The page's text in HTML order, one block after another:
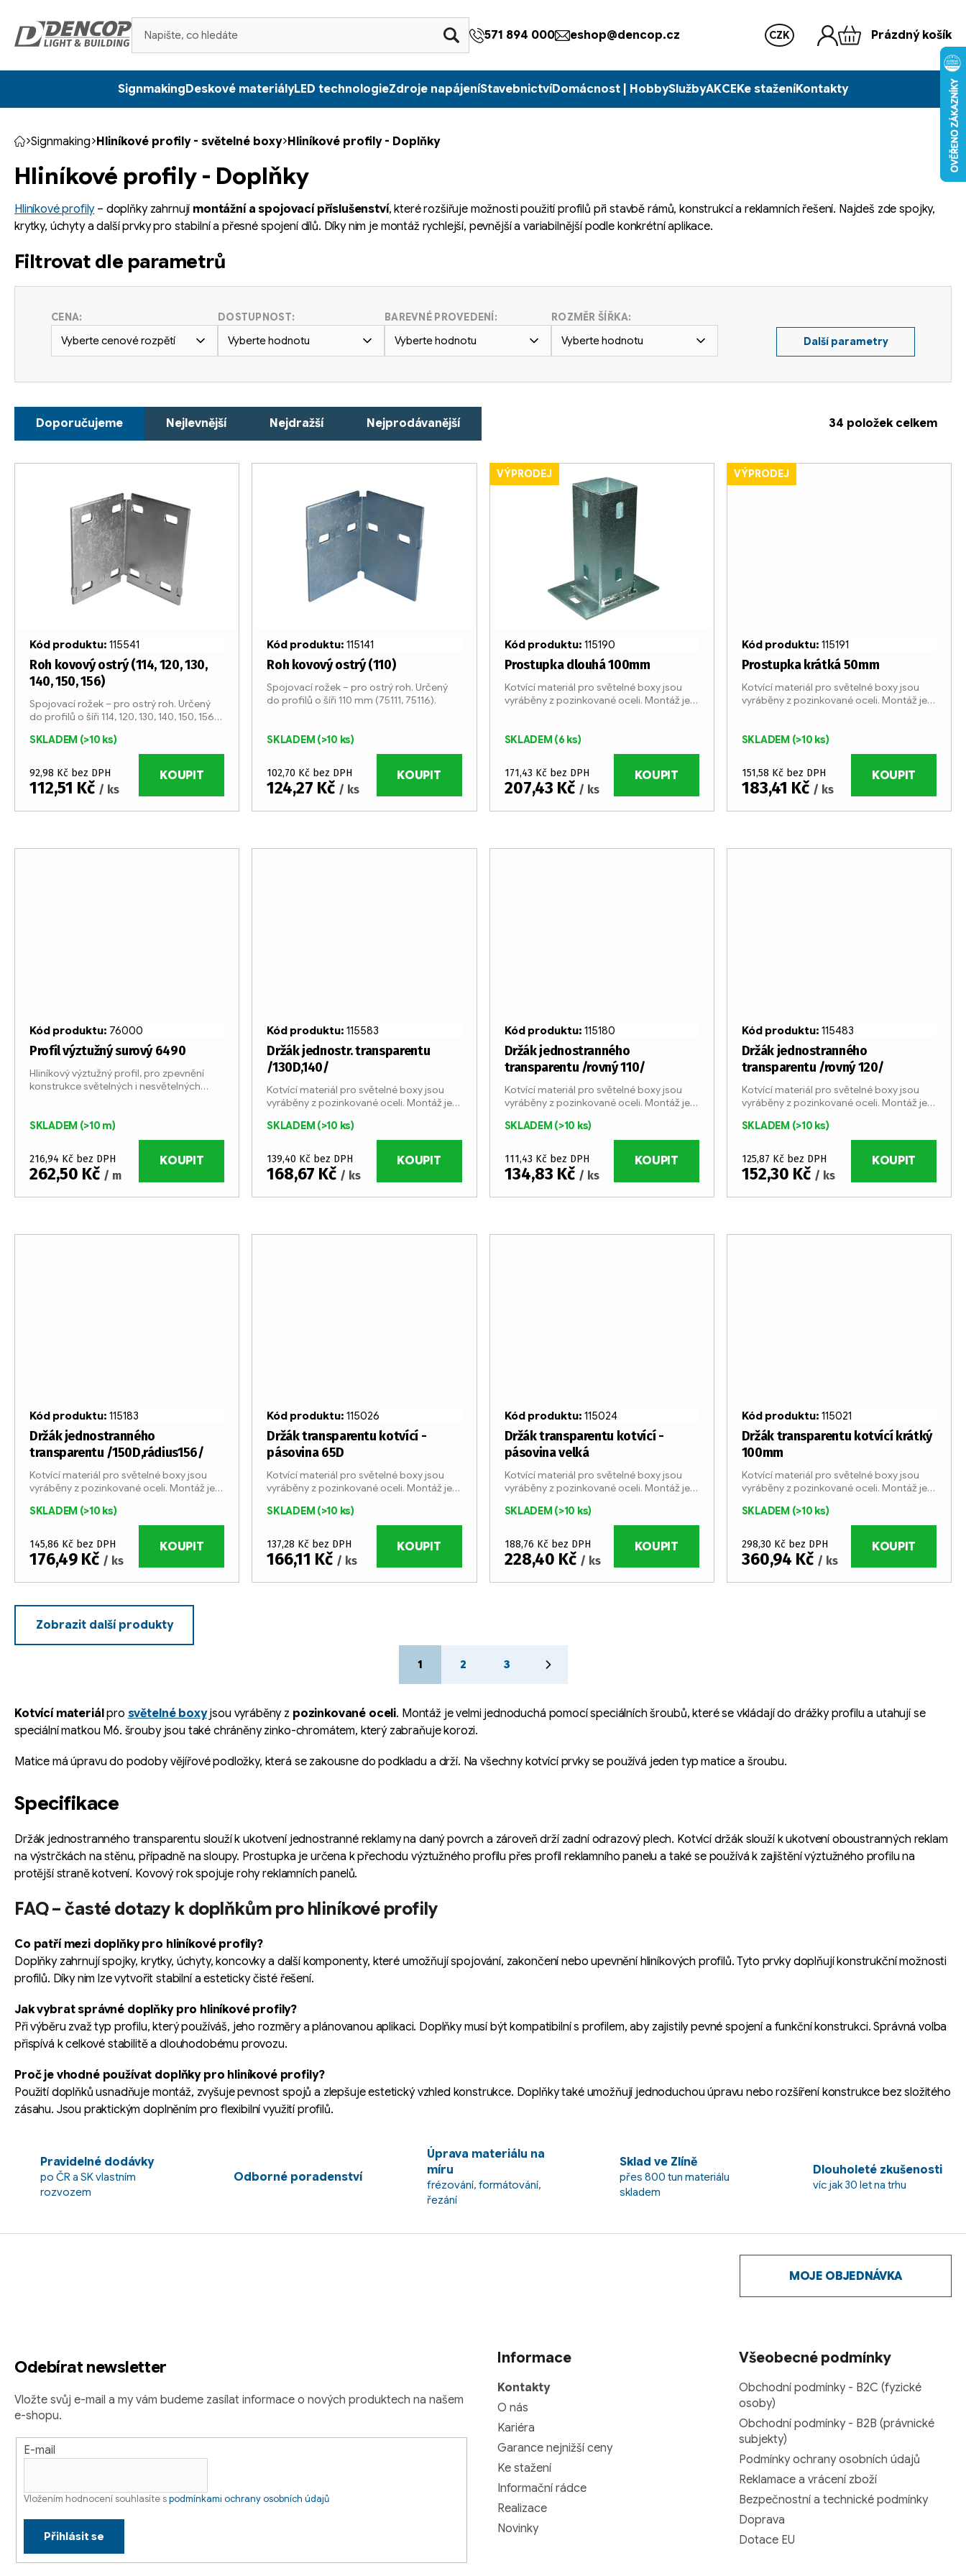
obsah
571 894 000 eshop@dencop.cz CZK Prázdný košík
SignmakingDeskové materiályLED technologieZdroje napájeníStavebnictvíDomácnost | HobbySlužbyAKCEKe staženíKontakty
Domů
Signmaking Hliníkové profily - světelné boxy Hliníkové profily - Doplňky
Hliníkové profily - Doplňky
Hliníkové profily– doplňky zahrnují montážní a spojovací příslušenství, které rozšiřuje možnosti použití profilů při stavbě rámů, konstrukcí a reklamních řešení. Najdeš zde spojky,
krytky, úchyty a další prvky pro stabilní a přesné spojení dílů. Díky nim je montáž rychlejší, pevnější a variabilnější podle konkrétní aplikace.
Filtrovat dle parametrů
CENA:
Vyberte cenové rozpětí
DOSTUPNOST:
Vyberte hodnotu
BAREVNÉ PROVEDENÍ:
Vyberte hodnotu
ROZMĚR ŠÍŘKA:
Vyberte hodnotu
Další parametry
a
d
Doporučujeme Nejlevnější Nejdražší Nejprodávanější 34 položek celkem
d
ů
Roh kovový ostrý (114, 120, 130,
140, 150, 156)
SKLADEM (>10 ks)
92,98 Kč bez DPH
112,51 Kč / ks
KOUPIT
Spojovací rožek – pro ostrý roh. Určený
do profilů o šíři 114, 120, 130, 140, 150, 156
Kód produktu: 115541
Roh kovový ostrý (110)
SKLADEM (>10 ks)
102,70 Kč bez DPH
124,27 Kč / ks
KOUPIT
Spojovací rožek – pro ostrý roh. Určený
do profilů o šíři 110 mm (75111, 75116).
Kód produktu:115141
VÝPRODEJ
Prostupka dlouhá 100mm
SKLADEM (6 ks)
171,43 Kč bez DPH
207,43 Kč / ks
KOUPIT
Kotvící materiál pro světelné boxy jsou
vyráběny z pozinkované oceli. Montáž je
Kód produktu: 115190
VÝPRODEJ
Prostupka krátká 50mm
SKLADEM (>10 ks)
151,58 Kč bez DPH
183,41 Kč / ks
KOUPIT
Kotvící materiál pro světelné boxy jsou
vyráběny z pozinkované oceli. Montáž je
Kód produktu: 115191
Profil výztužný surový 6490
SKLADEM (>10 m)
216,94 Kč bez DPH
262,50 Kč / m
KOUPIT
Hliníkový výztužný profil, pro zpevnění
konstrukce světelných i nesvětelných
35 mm.
Kód produktu: 76000
Držák jednostr. transparentu
/130D,140/
SKLADEM(>10 ks)
139,40 Kč bez DPH
168,67 Kč / ks
KOUPIT
Kotvící materiál pro světelné boxy jsou
vyráběny z pozinkované oceli. Montáž je
šroubů.
Kód produktu:115583
Držák jednostranného
transparentu /rovný 110/
SKLADEM(>10 ks)
111,43 Kč bez DPH
134,83 Kč / ks
KOUPIT
Kotvící materiál pro světelné boxy jsou
vyráběny z pozinkované oceli. Montáž je
šroubů.
Kód produktu: 115180
Držák jednostranného
transparentu /rovný 120/
SKLADEM (>10 ks)
125,87 Kč bez DPH
152,30 Kč / ks
KOUPIT
Kotvící materiál pro světelné boxy jsou
vyráběny z pozinkované oceli. Montáž je
šroubů.
Kód produktu: 115483
Držák jednostranného
transparentu /150D,rádius156/
SKLADEM (>10 ks)
145,86 Kč bez DPH
176,49 Kč / ks
KOUPIT
Kotvící materiál pro světelné boxy jsou
vyráběny z pozinkované oceli. Montáž je
šroubů.
Kód produktu: 115183
Držák transparentu kotvící -
pásovina 65D
SKLADEM (>10 ks)
137,28 Kč bez DPH
166,11 Kč / ks
KOUPIT
Kotvící materiál pro světelné boxy jsou
vyráběny z pozinkované oceli. Montáž je
šroubů.
Kód produktu:115026
Držák transparentu kotvící -
pásovina velká
SKLADEM (>10 ks)
188,76 Kč bez DPH
228,40 Kč / ks
KOUPIT
Kotvící materiál pro světelné boxy jsou
vyráběny z pozinkované oceli. Montáž je
šroubů.
Kód produktu: 115024
Držák transparentu kotvící krátký
100mm
SKLADEM (>10 ks)
298,30 Kč bez DPH
360,94 Kč / ks
KOUPIT
Kotvící materiál pro světelné boxy jsou
vyráběny z pozinkované oceli. Montáž je
šroubů.
Kód produktu: 115021
á
d
c
p
v
k
y
ý
i
s
u
Zobrazit další produkty
n
v
1 2 3
Kotvící materiálpro světelné boxyjsou vyráběny z pozinkované oceli. Montáž je velmi jednoduchá pomocí speciálních šroubů, které se vkládají do drážky profilu a utahují se
speciální matkou M6. šrouby jsou také chráněny zinko-chromátem, který zabraňuje korozi.
Matice má úpravu do podoby vějířové podložky, která se zakousne do podkladu a drží. Na všechny kotvící prvky se používá jeden typ matice a šroubu.
Specifikace
Držák jednostranného transparentu slouží k ukotvení jednostranné reklamy na daný povrch a zároveň drží zadní odrazový plech. Kotvící držák slouží k ukotvení oboustranných reklam
na výstrčkách na stěnu, případně na sloupy. Prostupka je určena k přechodu výztužného profilu přes profil reklamního panelu a také se používá k zajištění výztužného profilu na
protější straně kotvení. Kovový rok spojuje rohy reklamních panelů.
FAQ – časté dotazy k doplňkům pro hliníkové profily
Co patří mezi doplňky pro hliníkové profily?
Doplňky zahrnují spojky, krytky, úchyty, koncovky a další komponenty, které umožňují spojování, zakončení nebo upevnění hliníkových profilů. Tyto prvky doplňují konstrukční možnosti
profilů. Díky nim lze vytvořit stabilní a esteticky čisté řešení.
Jak vybrat správné doplňky pro hliníkové profily?
Při výběru zvaž typ profilu, který používáš, jeho rozměry a plánovanou aplikaci. Doplňky musí být kompatibilní s profilem, aby zajistily pevné spojení a funkční konstrukci. Správná volba
přispívá k celkové stabilitě a dlouhodobému provozu.
Proč je vhodné používat doplňky pro hliníkové profily?
Použití doplňků usnadňuje montáž, zvyšuje pevnost spojů a zlepšuje estetický vzhled konstrukce. Doplňky také umožňují jednoduchou úpravu nebo rozšíření konstrukce bez složitého
zásahu. Jsou praktickým doplněním pro flexibilní využití profilů.
Pravidelné dodávky
po ČR a SK vlastním
rozvozem
Odborné poradenství
Úprava materiálu na
míru
frézování, formátování,
řezání
Sklad ve Zlíně
přes 800 tun materiálu
skladem
Dlouholeté zkušenosti
víc jak 30 let na trhu
Odebírat newsletter
Vložte svůj e-mail a my vám budeme zasílat informace o nových produktech na našem
e-shopu.
E-mail
Vložením hodnocení souhlasíte spodmínkami ochrany osobních údajů
Přihlásit se
Informace
Kontakty
O nás
Kariéra
Garance nejnižší ceny
Ke stažení
Informační rádce
Realizace
Novinky
Všeobecné podmínky
Obchodní podmínky - B2C (fyzické
osoby)
Obchodní podmínky - B2B (právnické
subjekty)
Podmínky ochrany osobních údajů
Reklamace a vrácení zboží
Bezpečnostní a technické podmínky
Doprava
Dotace EU
MOJE OBJEDNÁVKA